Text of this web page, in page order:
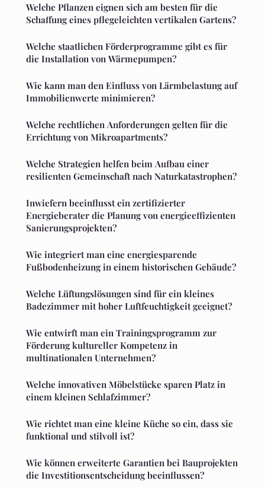
Welche Pflanzen eignen sich am besten für die
Schaffung eines pflegeleichten vertikalen Gartens?
Welche staatlichen Förderprogramme gibt es für
die Installation von Wärmepumpen?
Wie kann man den Einfluss von Lärmbelastung auf
Immobilienwerte minimieren?
Welche rechtlichen Anforderungen gelten für die
Errichtung von Mikroapartments?
Welche Strategien helfen beim Aufbau einer
resilienten Gemeinschaft nach Naturkatastrophen?
Inwiefern beeinflusst ein zertifizierter
Energieberater die Planung von energieeffizienten
Sanierungsprojekten?
Wie integriert man eine energiesparende
Fußbodenheizung in einem historischen Gebäude?
Welche Lüftungslösungen sind für ein kleines
Badezimmer mit hoher Luftfeuchtigkeit geeignet?
Wie entwirft man ein Trainingsprogramm zur
Förderung kultureller Kompetenz in
multinationalen Unternehmen?
Welche innovativen Möbelstücke sparen Platz in
einem kleinen Schlafzimmer?
Wie richtet man eine kleine Küche so ein, dass sie
funktional und stilvoll ist?
Wie können erweiterte Garantien bei Bauprojekten
die Investitionsentscheidung beeinflussen?